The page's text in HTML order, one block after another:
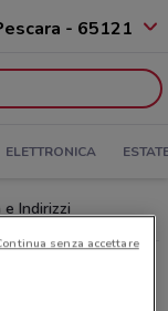
- 65121
ELETTRONICA
Indirizzi
senza accettare